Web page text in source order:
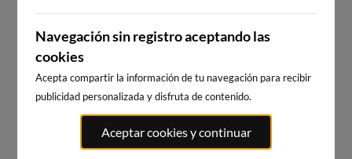
WEBCAM PLAYA DE LA
PEÑÍSCOLA
WEBCAMS CERCANAS
Navegación sin registro aceptando las
cookies
Acepta compartir la información de tu navegación para recibir
publicidad personalizada y disfruta de contenido.
Aceptar cookies y continuar